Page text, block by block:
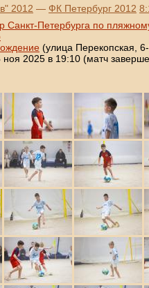
2012 — ФК Петербург 2012
Санкт-Петербурга по
(улица Перекопская,
2025 в 19:10 (матч